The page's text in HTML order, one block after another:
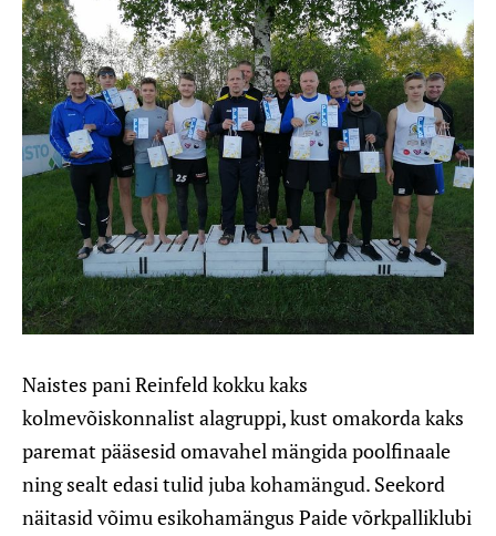
Naistes pani Reinfeld kokku kaks
kolmevõiskonnalist alagruppi, kust omakorda kaks
paremat pääsesid omavahel mängida poolfinaale
ning sealt edasi tulid juba kohamängud. Seekord
näitasid võimu esikohamängus Paide võrkpalliklubi